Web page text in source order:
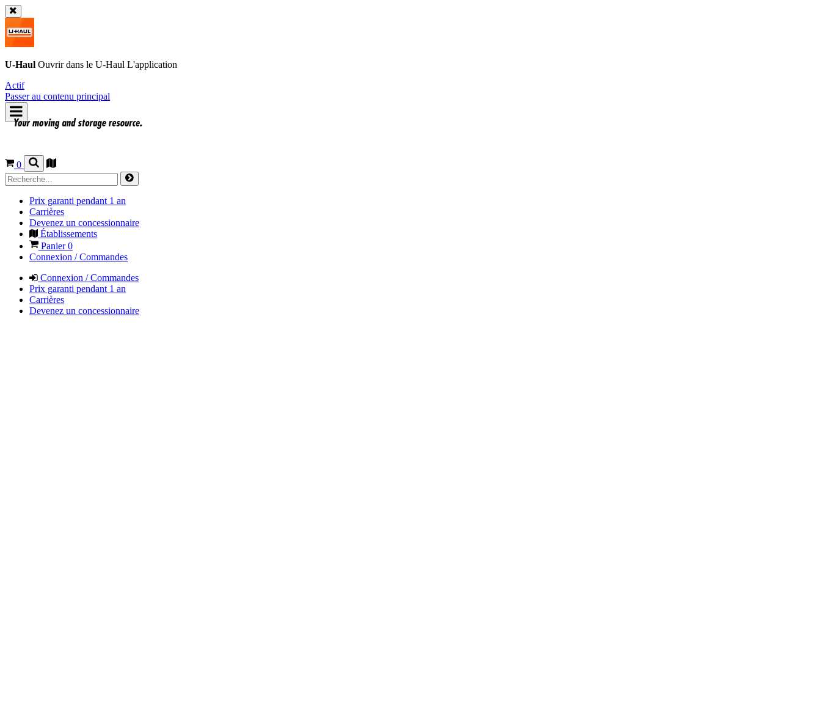
U-Haul Ouvrir dans le U-Haul L'application
Actif
Passer au contenu principal
0
Prix garanti pendant 1 an
Carrières
Devenez un concessionnaire
Établissements
Panier0
Connexion / Commandes
Connexion / Commandes
Prix garanti pendant 1 an
Carrières
Devenez un concessionnaire